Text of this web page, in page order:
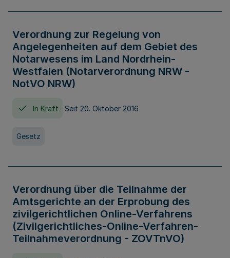
Verordnung zur Regelung von
Angelegenheiten auf dem Gebiet des
Notarwesens im Land Nordrhein-
Westfalen (Notarverordnung NRW -
NotVO NRW)
In Kraft Seit 20. Oktober 2016
Gesetz
Verordnung über die Teilnahme der
Amtsgerichte an der Erprobung des
zivilgerichtlichen Online-Verfahrens
(Zivilgerichtliches-Online-Verfahren-
Teilnahmeverordnung - ZOVTnVO)